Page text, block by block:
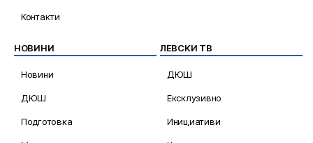
Контакти
НОВИНИ
Новини
ДЮШ
Подготовка
ЛЕВСКИ ТВ
ДЮШ
Ексклузивно
Инициативи